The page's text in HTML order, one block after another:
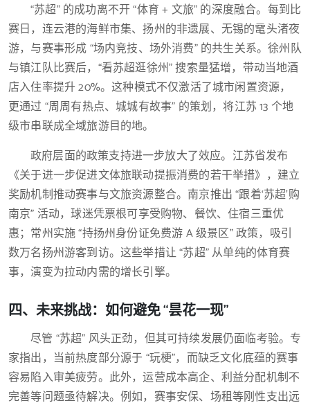
“苏超” 的成功离不开 “体育 + 文旅” 的深度融合。每到比
赛日，连云港的海鲜市集、扬州的非遗展、无锡的鼋头渚夜
游，与赛事形成 “场内竞技、场外消费” 的共生关系。徐州队
与镇江队比赛后，“看苏超逛徐州” 搜索量猛增，带动当地酒
店入住率提升 20%。这种模式不仅激活了城市闲置资源，
更通过 “周周有热点、城城有故事” 的策划，将江苏 13 个地
级市串联成全域旅游目的地。
政府层面的政策支持进一步放大了效应。江苏省发布
《关于进一步促进文体旅联动提振消费的若干举措》，建立
奖励机制推动赛事与文旅资源整合。南京推出 “跟着‘苏超’购
南京” 活动，球迷凭票根可享受购物、餐饮、住宿三重优
惠；常州实施 “持扬州身份证免费游 A 级景区” 政策，吸引
数万名扬州游客到访。这些举措让 “苏超” 从单纯的体育赛
事，演变为拉动内需的增长引擎。
四、未来挑战：如何避免 “昙花一现”
尽管 “苏超” 风头正劲，但其可持续发展仍面临考验。专
家指出，当前热度部分源于 “玩梗”，而缺乏文化底蕴的赛事
容易陷入审美疲劳。此外，运营成本高企、利益分配机制不
完善等问题亟待解决。例如，赛事安保、场租等刚性支出远